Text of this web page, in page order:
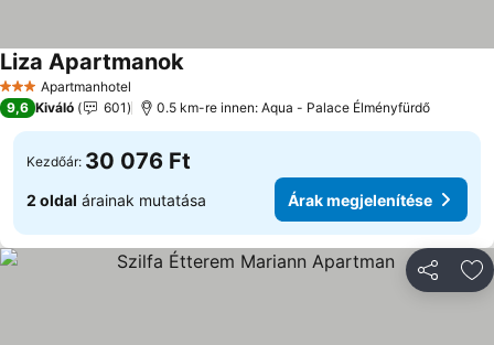
3 KategóriaApartmanhotel
Liza ApartmanokÁrak megjelenítése
9,6 Kiváló 601 0.5 km-re innen: Aqua - Palace Élményfürdő
Kezdőár: 30 076 Ft
2 oldal árainak mutatása Árak megjelenítése